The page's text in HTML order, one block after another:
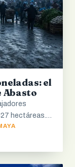
el
Abasto
hectáreas.…